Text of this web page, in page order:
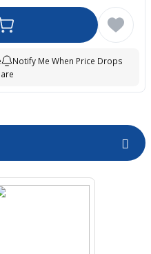
Notify Me When Price Drops